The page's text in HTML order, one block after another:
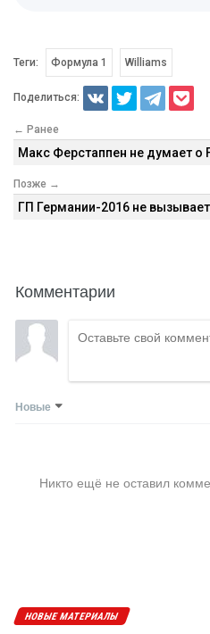
Теги: Формула 1 Williams
Поделиться:
← Ранее
Макс Ферстаппен не думает о
Позже →
ГП Германии-2016 не
Комментарии
Новые
Никто ещё не оставил
НОВЫЕ МАТЕРИАЛЫ